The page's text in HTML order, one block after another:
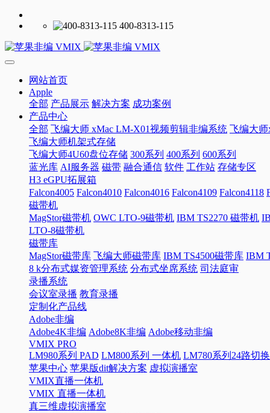
400-8313-115
网站首页
Apple
全部 产品展示 解决方案 成功案例
产品中心
全部 飞编大师 xMac LM-X01视频剪辑非编系统 飞编大师
飞编大师机架式存储
飞编大师4U60盘位存储 300系列 400系列 600系列
蓝光库 AI服务器 磁带 融合通信 软件 工作站 存储专区
H3 eGPU拓展箱
Falcon4005 Falcon4010 Falcon4016 Falcon4109 Falcon4118
磁带机
MagStor磁带机 OWC LTO-9磁带机 IBM TS2270 磁带机
LTO-8磁带机
磁带库
MagStor磁带库 飞编大师磁带库 IBM TS4500磁带库 IBM
8 k分布式媒资管理系统 分布式坐席系统 司法庭审
录播系统
会议室录播 教育录播
定制化产品线
Adobe非编
Adobe4K非编 Adobe8K非编 Adobe移动非编
VMIX PRO
LM980系列 PAD LM800系列 一体机 LM780系列24路切
苹果中心 苹果版dit解决方案 虚拟演播室
VMIX直播一体机
VMIX 直播一体机
真三维虚拟演播室